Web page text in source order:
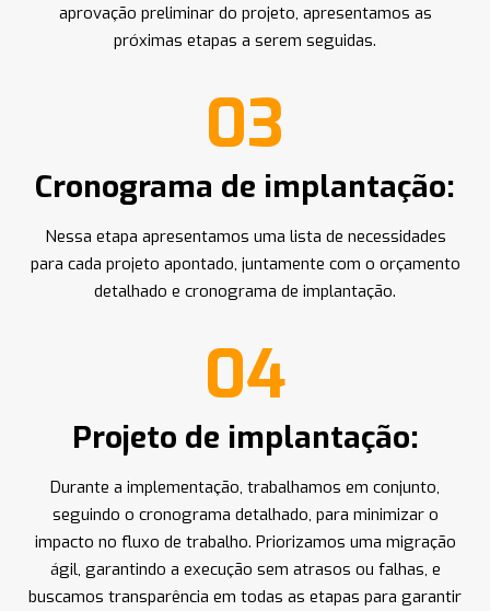
aprovação preliminar do projeto, apresentamos as
próximas etapas a serem seguidas.
03
Cronograma de implantação:
Nessa etapa apresentamos uma lista de necessidades
para cada projeto apontado, juntamente com o orçamento
detalhado e cronograma de implantação.
04
Projeto de implantação:
Durante a implementação, trabalhamos em conjunto,
seguindo o cronograma detalhado, para minimizar o
impacto no fluxo de trabalho. Priorizamos uma migração
ágil, garantindo a execução sem atrasos ou falhas, e
buscamos transparência em todas as etapas para garantir